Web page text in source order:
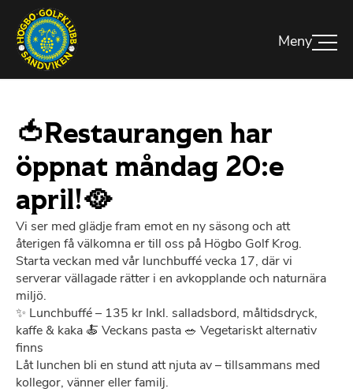
🍅Restaurangen har
öppnat måndag 20:e
april!🥘
Vi ser med glädje fram emot en ny säsong och att
återigen få välkomna er till oss på Högbo Golf Krog.
Starta veckan med vår lunchbuffé vecka 17, där vi
serverar vällagade rätter i en avkopplande och naturnära
miljö.
✨ Lunchbuffé – 135 kr Inkl. salladsbord, måltidsdryck,
kaffe & kaka 🍝 Veckans pasta 🥗 Vegetariskt alternativ
finns
Låt lunchen bli en stund att njuta av – tillsammans med
kollegor, vänner eller familj.